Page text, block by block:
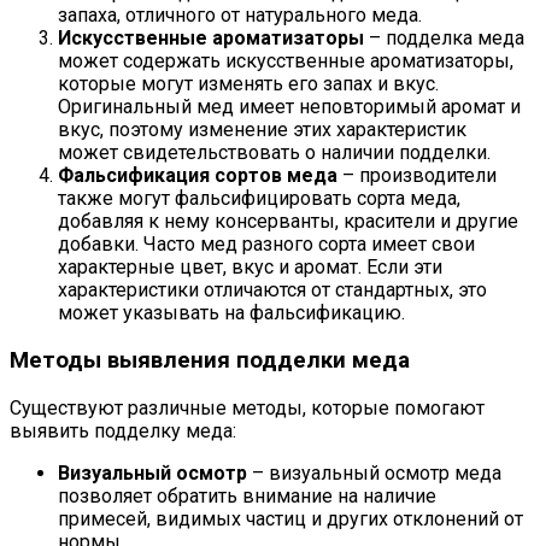
запаха, отличного от натурального меда.
Искусственные ароматизаторы – подделка меда
может содержать искусственные ароматизаторы,
которые могут изменять его запах и вкус.
Оригинальный мед имеет неповторимый аромат и
вкус, поэтому изменение этих характеристик
может свидетельствовать о наличии подделки.
Фальсификация сортов меда – производители
также могут фальсифицировать сорта меда,
добавляя к нему консерванты, красители и другие
добавки. Часто мед разного сорта имеет свои
характерные цвет, вкус и аромат. Если эти
характеристики отличаются от стандартных, это
может указывать на фальсификацию.
Методы выявления подделки меда
Существуют различные методы, которые помогают
выявить подделку меда:
Визуальный осмотр – визуальный осмотр меда
позволяет обратить внимание на наличие
примесей, видимых частиц и других отклонений от
нормы.